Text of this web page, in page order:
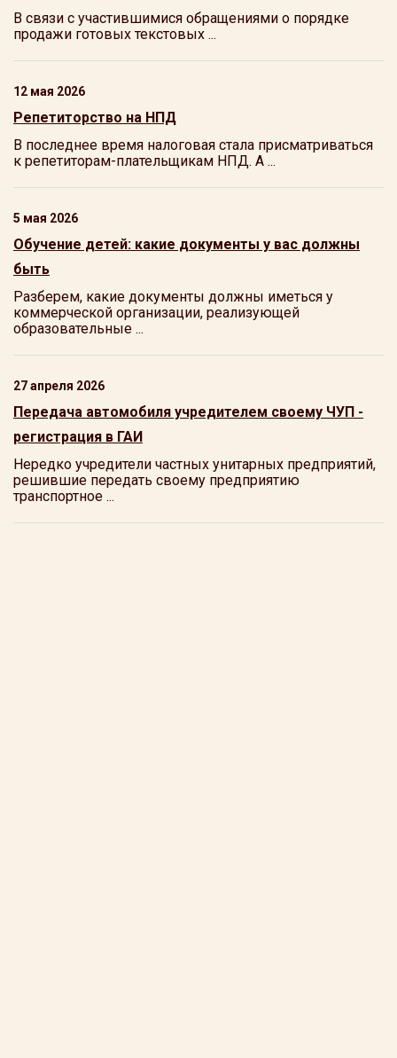
В связи с участившимися обращениями о порядке
продажи готовых текстовых ...
12 мая 2026
Репетиторство на НПД
В последнее время налоговая стала присматриваться
к репетиторам-плательщикам НПД. А ...
5 мая 2026
Обучение детей: какие документы у вас должны
быть
Разберем, какие документы должны иметься у
коммерческой организации, реализующей
образовательные ...
27 апреля 2026
Передача автомобиля учредителем своему ЧУП -
регистрация в ГАИ
Нередко учредители частных унитарных предприятий,
решившие передать своему предприятию
транспортное ...